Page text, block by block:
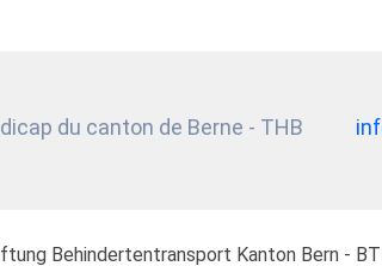
du canton de Berne - THB
Behindertentransport Kanton Bern -